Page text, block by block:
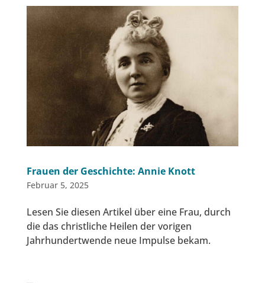
Frauen der Geschichte: Annie Knott
Februar 5, 2025
Lesen Sie diesen Artikel über eine Frau, durch
die das christliche Heilen der vorigen
Jahrhundertwende neue Impulse bekam.